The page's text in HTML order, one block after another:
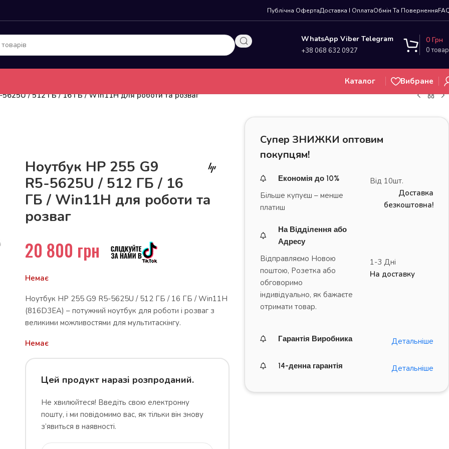
Публічна ОфертаДоставка І ОплатаОбмін Та Повернення
WhatsApp Viber Telegram
+38 068 632 0927 0
0 Грн
Каталог
Вибране
/ 512 ГБ / 16 ГБ / Win11H для роботи та розваг
Ноутбук HP 255 G9
R5-5625U / 512 ГБ / 16
ГБ / Win11H для роботи та
розваг
20 800 грн
Немає
Ноутбук HP 255 G9 R5-5625U / 512 ГБ / 16 ГБ / Win11H
(816D3EA) – потужний ноутбук для роботи і розваг з
великими можливостями для мультитаскінгу.
Немає
Цей продукт наразі розпроданий.
Не хвилюйтеся! Введіть свою електронну
пошту, і ми повідомимо вас, як тільки він знову
з’явиться в наявності.
Супер ЗНИЖКИ оптовим
покупцям!
Економія до 10%
Більше купуєш – менше
платиш
Від 10шт.
Доставка
безкоштовна!
На Відділення або
Адресу
Відправляємо Новою
поштою, Розетка або
обговоримо
індивідуально, як бажаєте
отримати товар.
1-3 Дні
На доставку
Гарантія Виробника Детальніше
14-денна гарантія Детальніше